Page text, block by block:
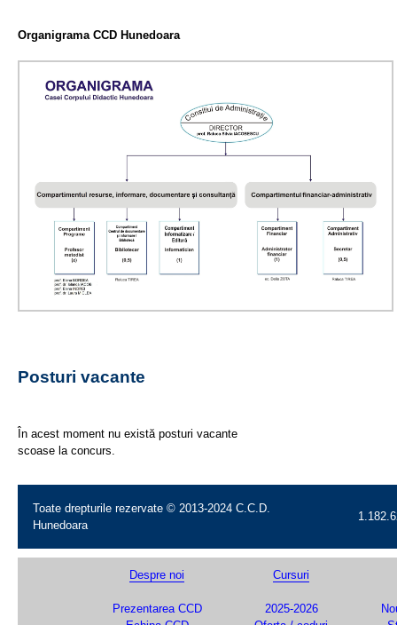
Organigrama CCD Hunedoara
Posturi vacante
În acest moment nu există posturi vacante
scoase la concurs.
Toate drepturile rezervate © 2013-2024 C.C.D.
Hunedoara
Despre noi
Prezentarea CCD
Cursuri
2025-2026